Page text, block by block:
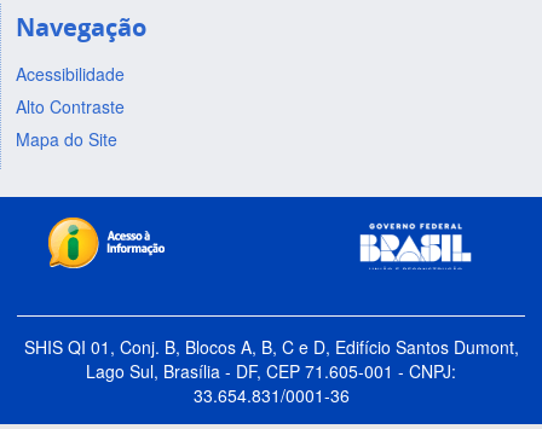
Navegação
Acessibilidade
Alto Contraste
Mapa do Site
SHIS QI 01, Conj. B, Blocos A, B, C e D, Edifício Santos Dumont,
Lago Sul, Brasília - DF, CEP 71.605-001 - CNPJ:
33.654.831/0001-36